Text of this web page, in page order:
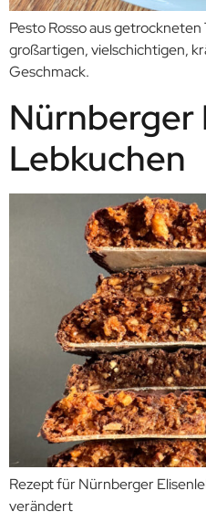
Pesto Rosso aus
großartigen, vielschichtigen,
Geschmack.
Nürnberger
Lebkuchen
Rezept für Nürnberger
verändert